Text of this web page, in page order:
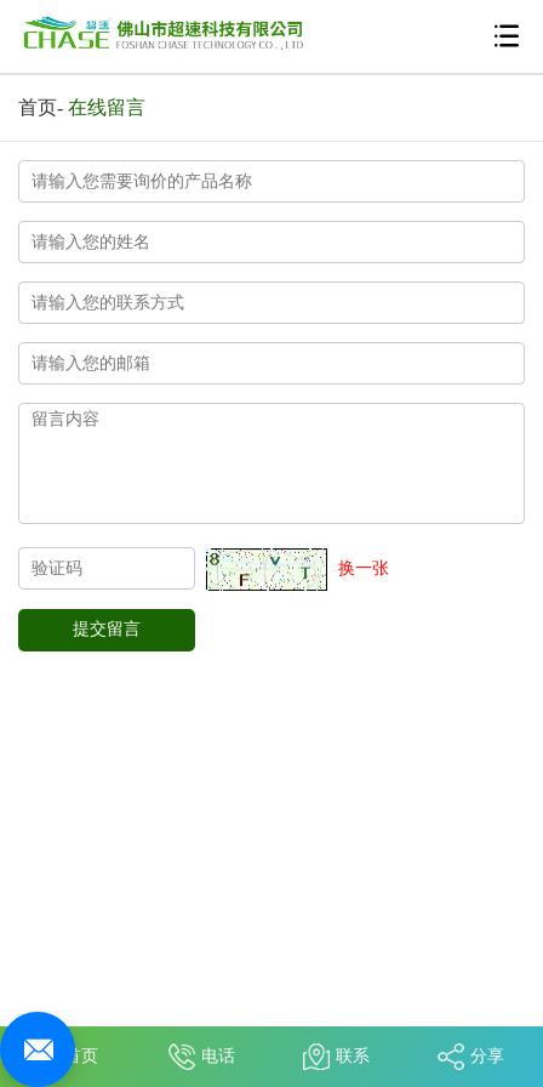
首页- 在线留言
换一张
首页 电话 联系 分享